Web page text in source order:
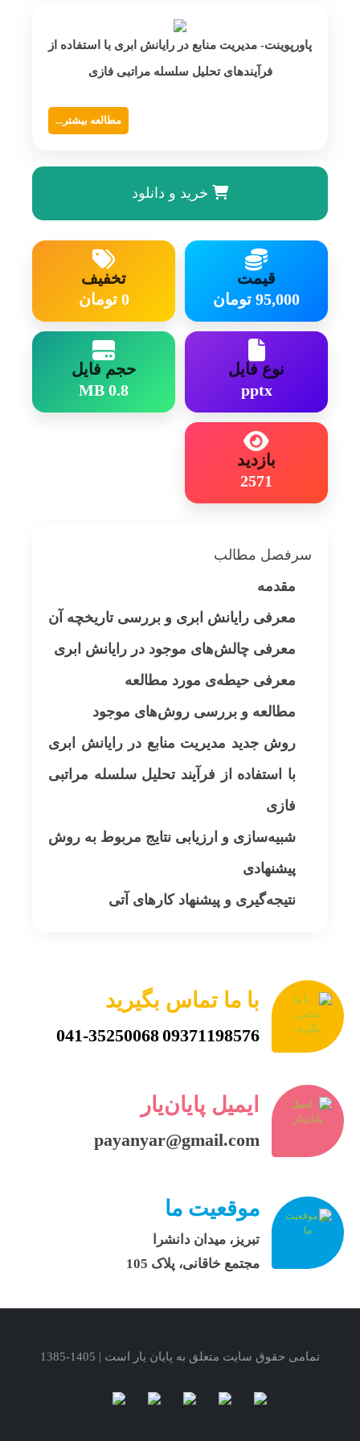
پاورپوینت- مدیریت منابع در رایانش ابری با استفاده از
فرآیندهای تحلیل سلسله مراتبی فازی
مطالعه بیشتر...
خرید و دانلود
قیمت
95,000 تومان
تخفیف
0 تومان
نوع فایل
pptx
حجم فایل
0.8 MB
بازدید
2571
سرفصل مطالب
مقدمه
معرفی رایانش ابری و بررسی تاریخچه آن
معرفی چالش‌های موجود در رایانش ابری
معرفی حیطه‌ی مورد مطالعه
مطالعه و بررسی روش‌های موجود
روش جدید مدیریت منابع در رایانش ابری
با استفاده از فرآیند تحلیل سلسله مراتبی
فازی
شبیه‌سازی و ارزیابی نتایج مربوط به روش
پیشنهادی
نتیجه‌گیری و پیشنهاد کارهای آتی
با ما تماس بگیرید
09371198576
041-35250068
ایمیل پایان‌یار
payanyar@gmail.com
موقعیت ما
تبریز، میدان دانشرا
مجتمع خاقانی، پلاک 105
تمامی حقوق سایت متعلق به پایان یار است | 1405-1385